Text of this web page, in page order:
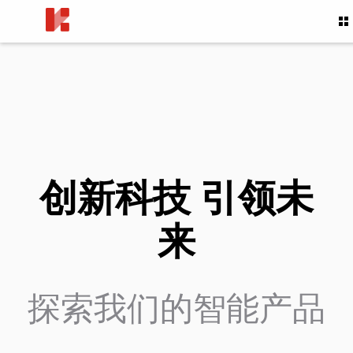
创新科技 引领未
来
探索我们的智能产品